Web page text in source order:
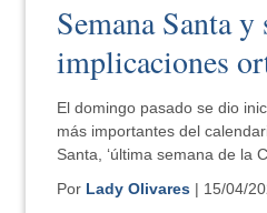
Semana Santa y
implicaciones
El domingo pasado se dio
más importantes del
Santa, ‘última semana de la
Por Lady Olivares | 15/04/